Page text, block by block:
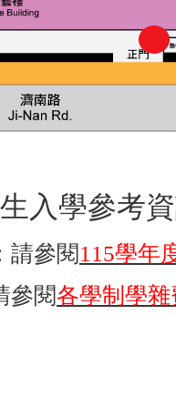
入學參考資
請參閱115學年
參閱各學制學